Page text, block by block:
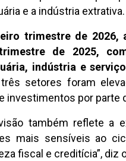
e a indústria
trimestre de 2026,
de 2025,
indústria e
setores foram
investimentos por parte
também reflete a
mais sensíveis ao
fiscal e creditícia”, diz